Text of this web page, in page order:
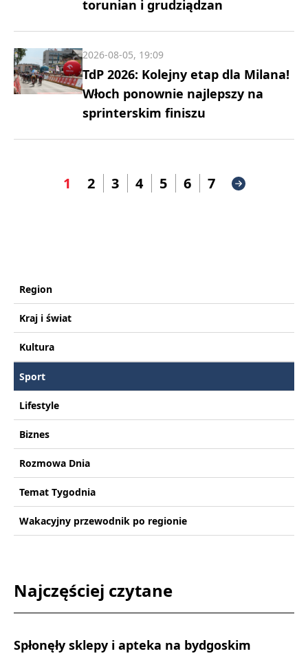
torunian i grudziądzan
TdP 2026: Kolejny etap dla Milana!
Włoch ponownie najlepszy na
sprinterskim finiszu
2026-08-05, 19:09
1 2 3 4 5 6 7
Region
Kraj i świat
Kultura
Sport
Lifestyle
Biznes
Rozmowa Dnia
Temat Tygodnia
Wakacyjny przewodnik po regionie
Najczęściej czytane
Spłonęły sklepy i apteka na bydgoskim